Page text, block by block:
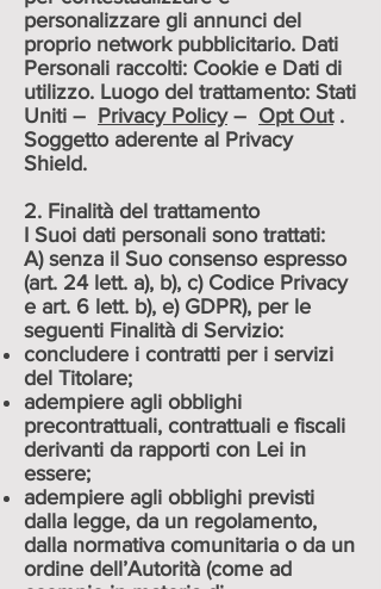
personalizzare gli annunci del
proprio network pubblicitario. Dati
Personali raccolti: Cookie e Dati di
utilizzo. Luogo del trattamento: Stati
Uniti – Privacy Policy– Opt Out.
Soggetto aderente al Privacy
Shield.
2. Finalità del trattamento
I Suoi dati personali sono trattati:
A) senza il Suo consenso espresso
(art. 24 lett. a), b), c) Codice Privacy
e art. 6 lett. b), e) GDPR), per le
seguenti Finalità di Servizio:
concludere i contratti per i servizi
del Titolare;
adempiere agli obblighi
precontrattuali, contrattuali e fiscali
derivanti da rapporti con Lei in
essere;
adempiere agli obblighi previsti
dalla legge, da un regolamento,
dalla normativa comunitaria o da un
ordine dell’Autorità (come ad